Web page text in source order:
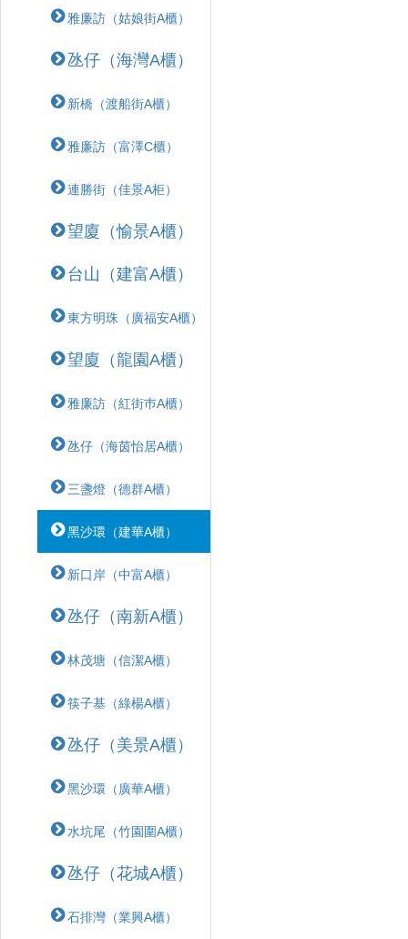
雅廉訪（姑娘街A櫃）
氹仔（海灣A櫃）
新橋（渡船街A櫃）
雅廉訪（富澤C櫃）
連勝街（佳景A柜）
望廈（愉景A櫃）
台山（建富A櫃）
東方明珠（廣福安A櫃）
望廈（龍園A櫃）
雅廉訪（紅街巿A櫃）
氹仔（海茵怡居A櫃）
三盞燈（德群A櫃）
黑沙環（建華A櫃）
新口岸（中富A櫃）
氹仔（南新A櫃）
林茂塘（信潔A櫃）
筷子基（綠楊A櫃）
氹仔（美景A櫃）
黑沙環（廣華A櫃）
水坑尾（竹園圍A櫃）
氹仔（花城A櫃）
石排灣（業興A櫃）